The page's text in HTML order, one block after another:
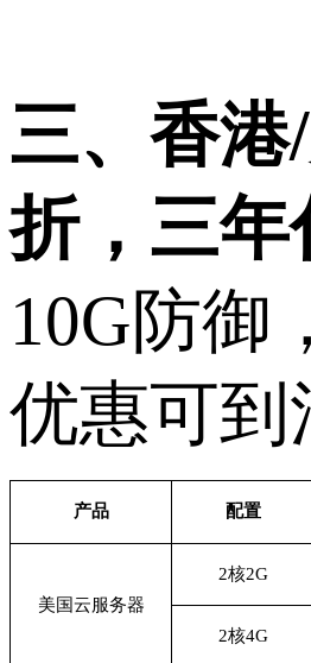
三、香港
折，三年
10G防御
优惠可到
产品 配置
美国云服务器
2核2G
2核4G